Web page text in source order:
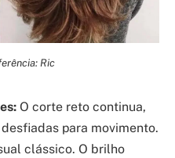
Ric
O corte reto continua,
para movimento.
clássico. O brilho